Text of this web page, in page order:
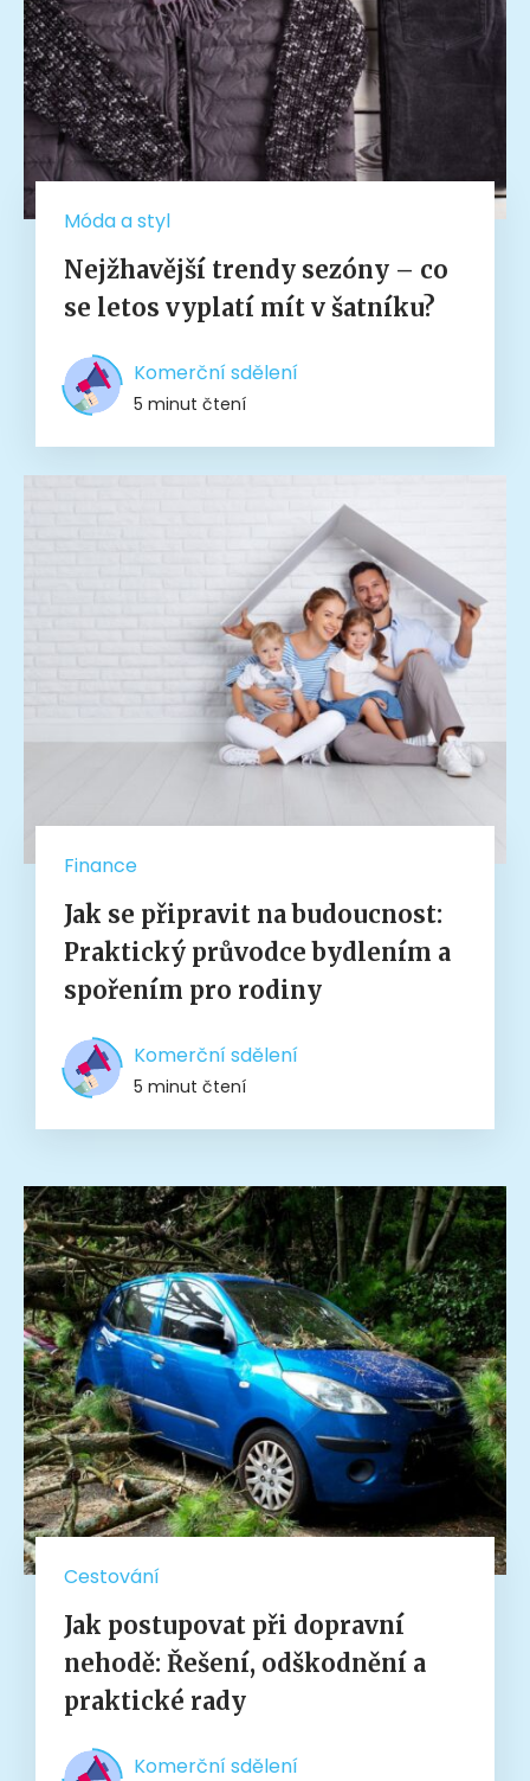
Móda a styl
Nejžhavější trendy sezóny – co
se letos vyplatí mít v šatníku?
Komerční sdělení
5 minut čtení
Finance
Jak se připravit na budoucnost:
Praktický průvodce bydlením a
spořením pro rodiny
Komerční sdělení
5 minut čtení
Cestování
Jak postupovat při dopravní
nehodě: Řešení, odškodnění a
praktické rady
Komerční sdělení